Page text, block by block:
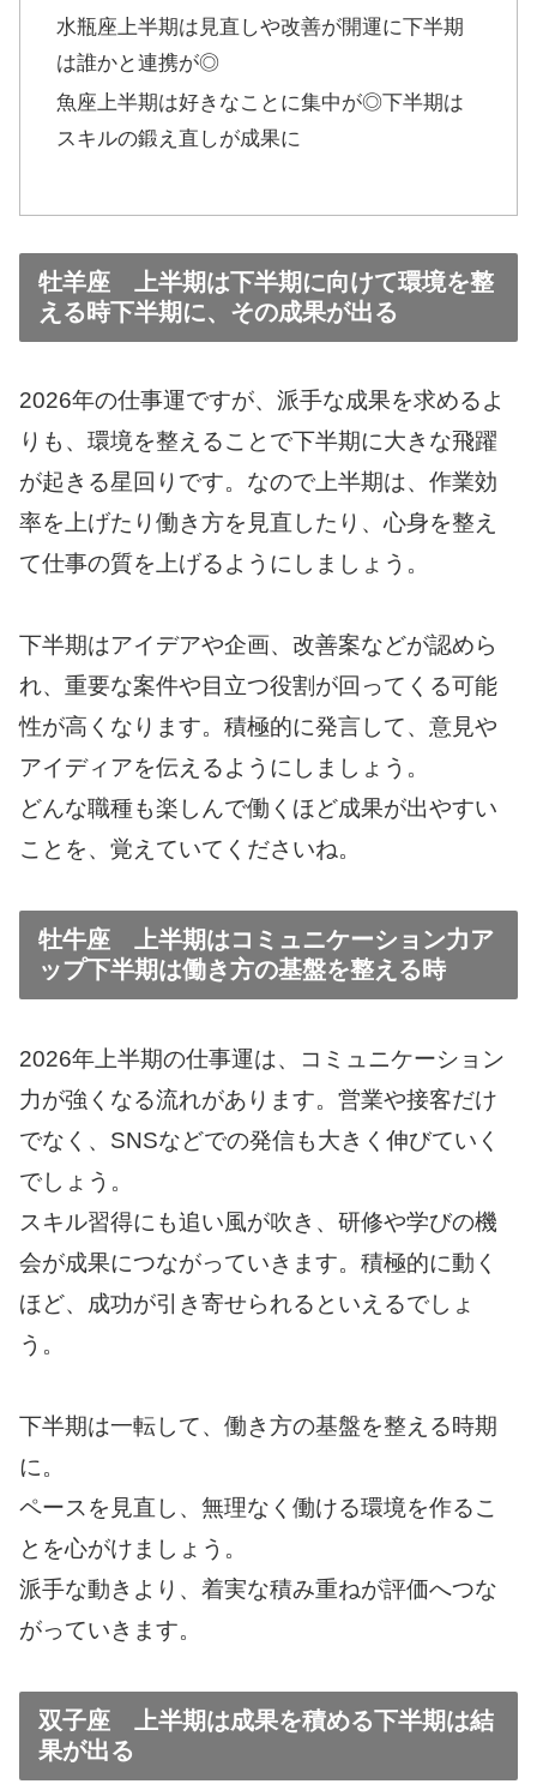
水瓶座上半期は見直しや改善が開運に下半期
は誰かと連携が◎
魚座上半期は好きなことに集中が◎下半期は
スキルの鍛え直しが成果に
牡羊座 上半期は下半期に向けて環境を整
える時下半期に、その成果が出る
2026年の仕事運ですが、派手な成果を求めるよ
りも、環境を整えることで下半期に大きな飛躍
が起きる星回りです。なので上半期は、作業効
率を上げたり働き方を見直したり、心身を整え
て仕事の質を上げるようにしましょう。
下半期はアイデアや企画、改善案などが認めら
れ、重要な案件や目立つ役割が回ってくる可能
性が高くなります。積極的に発言して、意見や
アイディアを伝えるようにしましょう。
どんな職種も楽しんで働くほど成果が出やすい
ことを、覚えていてくださいね。
牡牛座 上半期はコミュニケーション力ア
ップ下半期は働き方の基盤を整える時
2026年上半期の仕事運は、コミュニケーション
力が強くなる流れがあります。営業や接客だけ
でなく、SNSなどでの発信も大きく伸びていく
でしょう。
スキル習得にも追い風が吹き、研修や学びの機
会が成果につながっていきます。積極的に動く
ほど、成功が引き寄せられるといえるでしょ
う。
下半期は一転して、働き方の基盤を整える時期
に。
ペースを見直し、無理なく働ける環境を作るこ
とを心がけましょう。
派手な動きより、着実な積み重ねが評価へつな
がっていきます。
双子座 上半期は成果を積める下半期は結
果が出る